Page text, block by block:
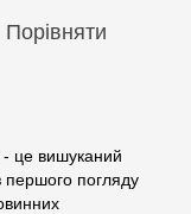
Порівняти
- це вишуканий
першого погляду